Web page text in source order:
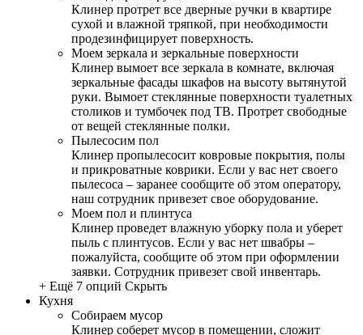
Клинер протрет все дверные ручки в квартире
сухой и влажной тряпкой, при необходимости
продезинфицирует поверхность.
Моем зеркала и зеркальные поверхности
Клинер вымоет все зеркала в комнате, включая
зеркальные фасады шкафов на высоту вытянутой
руки. Вымоет стеклянные поверхности туалетных
столиков и тумбочек под ТВ. Протрет свободные
от вещей стеклянные полки.
Пылесосим пол
Клинер пропылесосит ковровые покрытия, полы
и прикроватные коврики. Если у вас нет своего
пылесоса – заранее сообщите об этом оператору,
наш сотрудник привезет свое оборудование.
Моем пол и плинтуса
Клинер проведет влажную уборку пола и уберет
пыль с плинтусов. Если у вас нет швабры –
пожалуйста, сообщите об этом при оформлении
заявки. Сотрудник привезет свой инвентарь.
+ Ещё 7 опций Скрыть
Кухня
Собираем мусор
Клинер соберет мусор в помещении, сложит